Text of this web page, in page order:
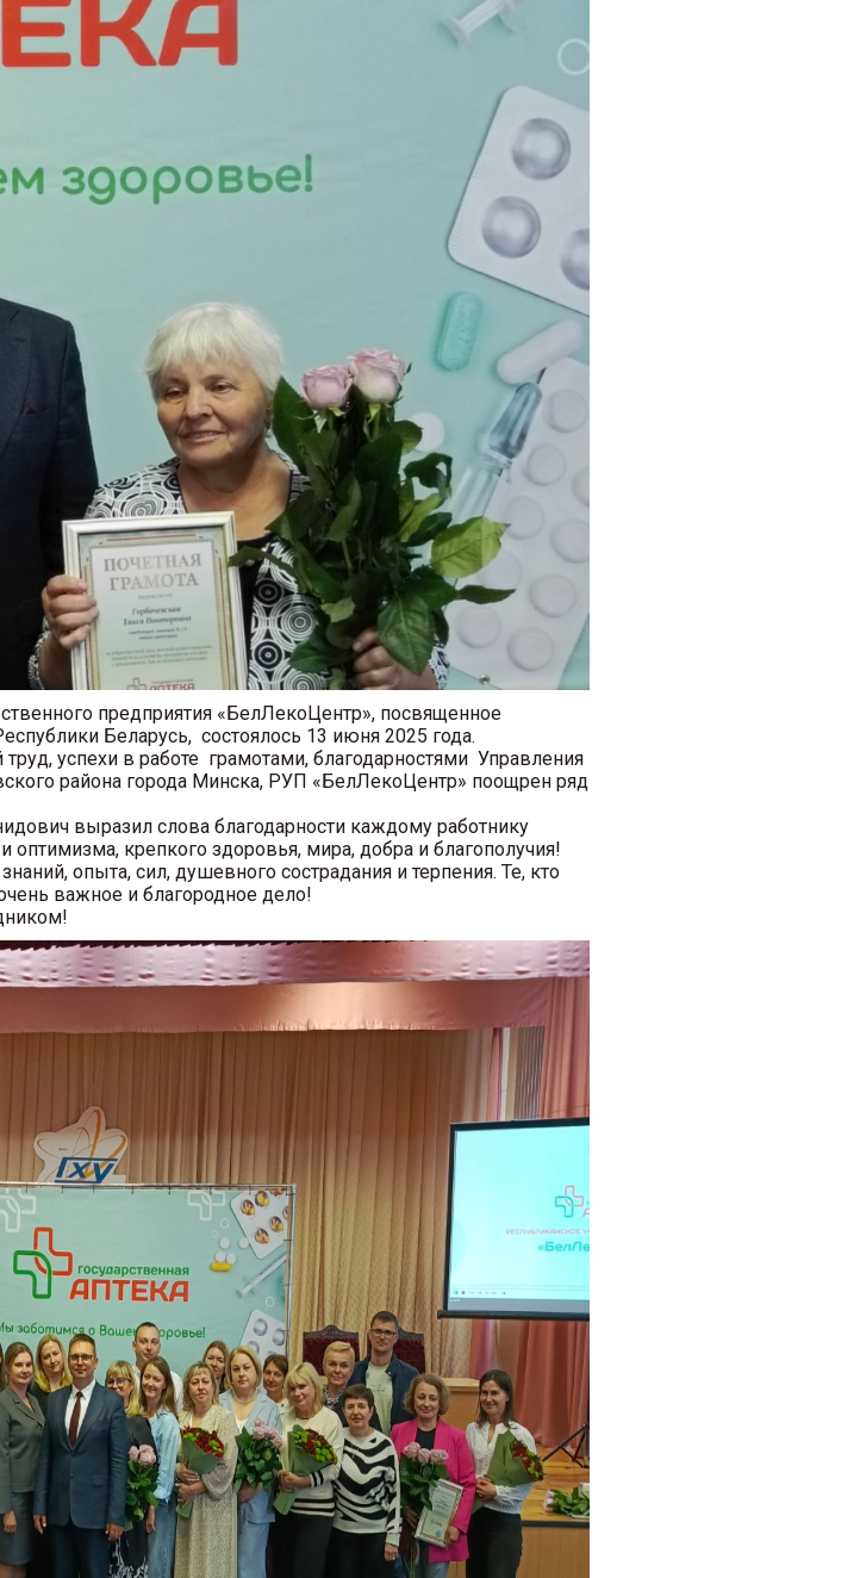
предприятия «БелЛекоЦентр», посвященное
Беларусь, состоялось 13 июня 2025 года.
успехи в работе грамотами, благодарностями Управления
района города Минска, РУП «БелЛекоЦентр» поощрен ряд
выразил слова благодарности каждому работнику
крепкого здоровья, мира, добра и благополучия!
опыта, сил, душевного сострадания и терпения. Те, кто
важное и благородное дело!